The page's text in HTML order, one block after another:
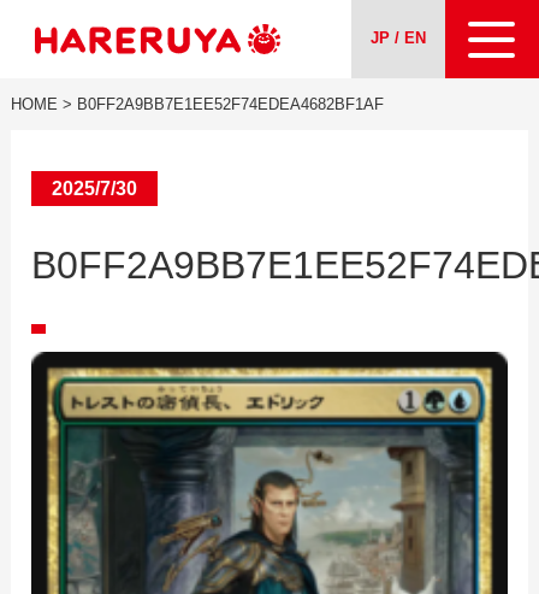
JP / EN
About us
Our Services
HOME > B0FF2A9BB7E1EE52F74EDEA4682BF1AF
2025/7/30